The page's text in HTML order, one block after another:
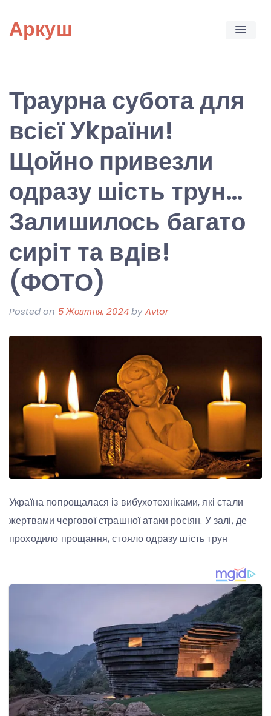
content
Аркуш
Траурна субота для
всієї Уkраїни!
Щойно привезли
одразу шість трун…
Залишилось багато
сиріт та вдів!
(ФОТО)
Posted on 5 Жовтня, 2024byAvtor
Україна попрощалася із вибухотехніками, які стали
жертвами чергової страшної атаки росіян. У залі, де
проходило прощання, стояло одразу шість трун